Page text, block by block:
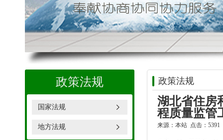
政策法规
国家法规
地方法规
政策法规
湖北省住房
程质量监管
来源：本站 点击：5391